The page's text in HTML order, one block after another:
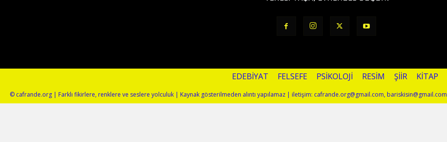
EDEBIYAT FELSEFE PSIKOLOJI RESIM ŞIIR KITAP
© cafrande.org | Farklı fikirlere, renklere ve seslere yolculuk | Kaynak gösterilmeden alıntı yapılamaz | iletişim: cafrande.org@gmail.com, bariskisin@gmail.com